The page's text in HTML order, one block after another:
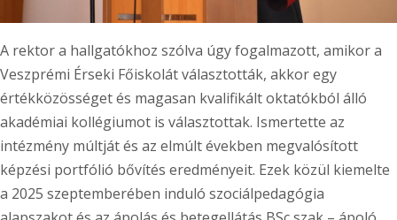
A rektor a hallgatókhoz szólva úgy fogalmazott, amikor a
Veszprémi Érseki Főiskolát választották, akkor egy
értékközösséget és magasan kvalifikált oktatókból álló
akadémiai kollégiumot is választottak. Ismertette az
intézmény múltját és az elmúlt években megvalósított
képzési portfólió bővítés eredményeit. Ezek közül kiemelte
a 2025 szeptemberében induló szociálpedagógia